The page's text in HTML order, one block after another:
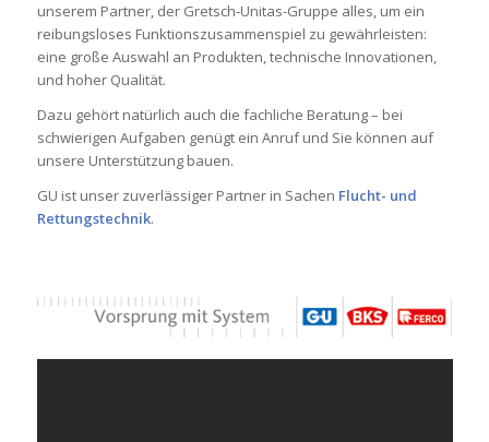
unserem Partner, der Gretsch-Unitas-Gruppe alles, um ein
reibungs­loses Funk­ti­ons­zu­sam­men­spiel zu gewährleisten:
eine große Aus­wahl an Pro­dukten, tech­ni­sche Innova­tionen,
und hoher Qualität.
Dazu gehört natür­lich auch die fach­liche Bera­tung – bei
schwie­rigen Auf­gaben genügt ein Anruf und Sie können auf
unsere Unter­stützung bauen.
GU ist unser zuverlässiger Partner in Sachen Flucht- und
Rettungstechnik.